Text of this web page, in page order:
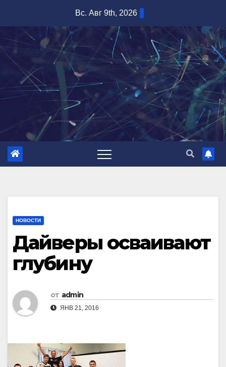
содержимому
Вс. Авг 9th, 2026
НОВОСТИ
Дайверы осваивают
глубину
от admin
ЯНВ 21, 2016